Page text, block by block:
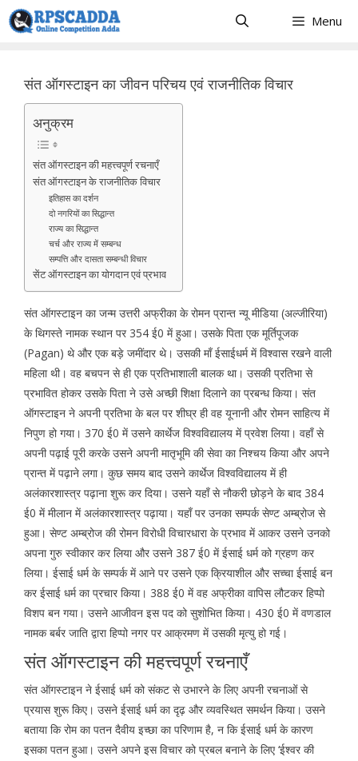
Skip
to
Menu
संत ऑगस्टाइन का जीवन परिचय एवं राजनीतिक विचार
अनुक्रम
संत ऑगस्टाइन की महत्त्वपूर्ण रचनाएँ
संत ऑगस्टाइन के राजनीतिक विचार
इतिहास का दर्शन
दो नगरियों का सिद्धान्त
राज्य का सिद्धान्त
चर्च और राज्य में सम्बन्ध
सम्पत्ति और दासता सम्बन्धी विचार
सेंट ऑगस्टाइन का योगदान एवं प्रभाव
संत ऑगस्टाइन का जन्म उत्तरी अफ्रीका के रोमन प्रान्त न्यू मीडिया (अल्जीरिया)
के थिगस्ते नामक स्थान पर 354 ई0 में हुआ। उसके पिता एक मूर्तिपूजक
(Pagan) थे और एक बड़े जमींदार थे। उसकी माँ ईसाईधर्म में विश्वास रखने वाली
महिला थी। वह बचपन से ही एक प्रतिभाशाली बालक था। उसकी प्रतिभा से
प्रभावित होकर उसके पिता ने उसे अच्छी शिक्षा दिलाने का प्रबन्ध किया। संत
ऑगस्टाइन ने अपनी प्रतिभा के बल पर शीघ्र ही वह यूनानी और रोमन साहित्य में
निपुण हो गया। 370 ई0 में उसने कार्थेज विश्वविद्यालय में प्रवेश लिया। वहाँ से
अपनी पढ़ाई पूरी करके उसने अपनी मातृभूमि की सेवा का निश्चय किया और अपने
प्रान्त में पढ़ाने लगा। कुछ समय बाद उसने कार्थेज विश्वविद्यालय में ही
अलंकारशास्त्र पढ़ाना शुरू कर दिया। उसने यहाँ से नौकरी छोड़ने के बाद 384
ई0 में मीलान में अलंकारशास्त्र पढ़ाया। यहाँ पर उनका सम्पर्क सेण्ट अम्ब्रोज से
हुआ। सेण्ट अम्ब्रोज की रोमन विरोधी विचारधारा के प्रभाव में आकर उसने उनको
अपना गुरु स्वीकार कर लिया और उसने 387 ई0 में ईसाई धर्म को ग्रहण कर
लिया। ईसाई धर्म के सम्पर्क में आने पर उसने एक क्रियाशील और सच्चा ईसाई बन
कर ईसाई धर्म का प्रचार किया। 388 ई0 में वह अफ्रीका वापिस लौटकर हिप्पो
विशप बन गया। उसने आजीवन इस पद को सुशोभित किया। 430 ई0 में वणडाल
नामक बर्बर जाति द्वारा हिप्पो नगर पर आक्रमण में उसकी मृत्यु हो गई।
संत ऑगस्टाइन की महत्त्वपूर्ण रचनाएँ
संत ऑगस्टाइन ने ईसाई धर्म को संकट से उभारने के लिए अपनी रचनाओं से
प्रयास शुरू किए। उसने ईसाई धर्म का दृढ़ और व्यवस्थित समर्थन किया। उसने
बताया कि रोम का पतन दैवीय इच्छा का परिणाम है, न कि ईसाई धर्म के कारण
इसका पतन हुआ। उसने अपने इस विचार को प्रबल बनाने के लिए ‘ईश्वर की